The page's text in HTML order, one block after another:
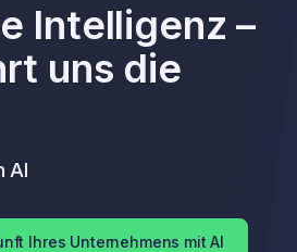
Intelligenz –
uns die
AI
Ihres Unternehmens mit AI